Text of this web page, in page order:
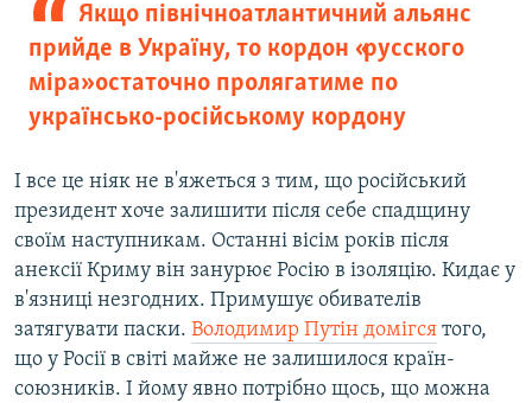
Якщо північноатлантичний альянс
прийде в Україну, то кордон «русского
міра» остаточно пролягатиме по
українсько-російському кордону
І все це ніяк не в'яжеться з тим, що російський
президент хоче залишити після себе спадщину
своїм наступникам. Останні вісім років після
анексії Криму він занурює Росію в ізоляцію. Кидає у
в'язниці незгодних. Примушує обивателів
затягувати паски. Володимир Путін домігся того,
що у Росії в світі майже не залишилося країн-
союзників. І йому явно потрібно щось, що можна